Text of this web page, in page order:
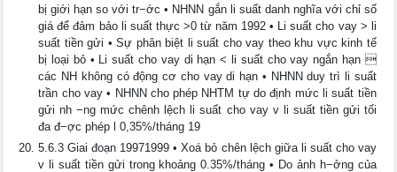
bị giới hạn so với tr−ớc • NHNN gắn li suất danh nghĩa với chỉ số
giá để đảm bảo li suất thực >0 từ năm 1992 • Li suất cho vay > li
suất tiền gửi • Sự phân biệt li suất cho vay theo khu vực kinh tế
bị loại bỏ • Li suất cho vay di hạn < li suất cho vay ngắn hạn 
các NH không có động cơ cho vay di hạn • NHNN duy trì li suất
trần cho vay • NHNN cho phép NHTM tự do định mức li suất tiền
gửi nh −ng mức chênh lệch li suất cho vay v li suất tiền gửi tối
đa đ−ợc phép l 0,35%/tháng 19
5.6.3 Giai đoạn 19971999 • Xoá bỏ chên lệch giữa li suất cho vay
v li suất tiền gửi trong khoảng 0.35%/tháng • Do ảnh h−ởng của